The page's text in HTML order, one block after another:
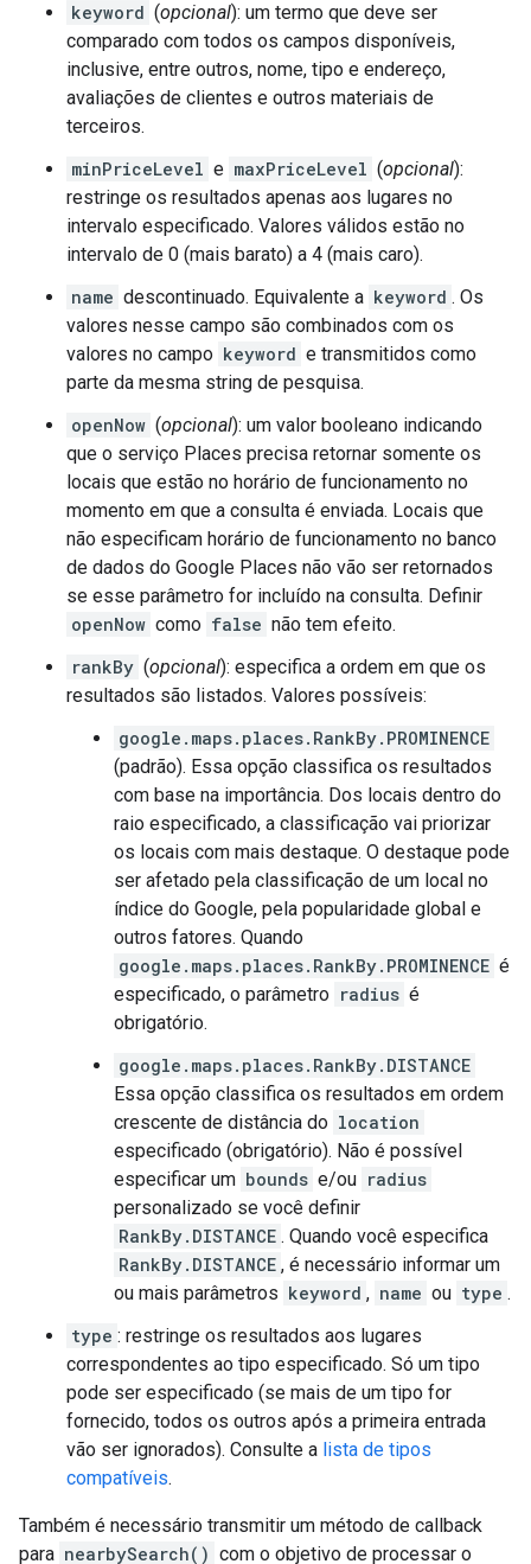
keyword (opcional): um termo que deve ser
comparado com todos os campos disponíveis,
inclusive, entre outros, nome, tipo e endereço,
avaliações de clientes e outros materiais de
terceiros.
minPriceLevel e maxPriceLevel (opcional):
restringe os resultados apenas aos lugares no
intervalo especificado. Valores válidos estão no
intervalo de 0 (mais barato) a 4 (mais caro).
name descontinuado. Equivalente a keyword . Os
valores nesse campo são combinados com os
valores no campo keyword e transmitidos como
parte da mesma string de pesquisa.
openNow (opcional): um valor booleano indicando
que o serviço Places precisa retornar somente os
locais que estão no horário de funcionamento no
momento em que a consulta é enviada. Locais que
não especificam horário de funcionamento no banco
de dados do Google Places não vão ser retornados
se esse parâmetro for incluído na consulta. Definir
openNow como false não tem efeito.
rankBy (opcional): especifica a ordem em que os
resultados são listados. Valores possíveis:
google.maps.places.RankBy.PROMINENCE
(padrão). Essa opção classifica os resultados
com base na importância. Dos locais dentro do
raio especificado, a classificação vai priorizar
os locais com mais destaque. O destaque pode
ser afetado pela classificação de um local no
índice do Google, pela popularidade global e
outros fatores. Quando
google.maps.places.RankBy.PROMINENCE é
especificado, o parâmetro radius é
obrigatório.
google.maps.places.RankBy.DISTANCE
Essa opção classifica os resultados em ordem
crescente de distância do location
especificado (obrigatório). Não é possível
especificar um bounds e/ou radius
personalizado se você definir
RankBy.DISTANCE . Quando você especifica
RankBy.DISTANCE , é necessário informar um
ou mais parâmetros keyword , name ou type .
type : restringe os resultados aos lugares
correspondentes ao tipo especificado. Só um tipo
pode ser especificado (se mais de um tipo for
fornecido, todos os outros após a primeira entrada
vão ser ignorados). Consulte a lista de tipos
compatíveis.
Também é necessário transmitir um método de callback
para nearbySearch() com o objetivo de processar o